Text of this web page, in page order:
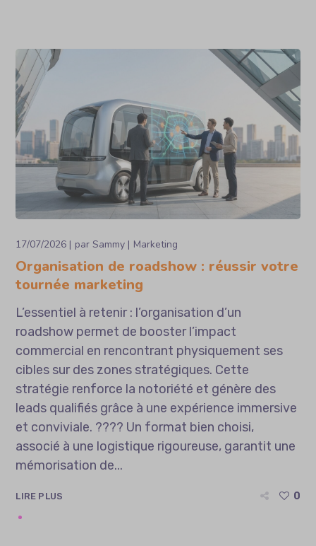
17/07/2026 parSammy Marketing
Organisation de roadshow : réussir votre
tournée marketing
L’essentiel à retenir : l’organisation d’un
roadshow permet de booster l’impact
commercial en rencontrant physiquement ses
cibles sur des zones stratégiques. Cette
stratégie renforce la notoriété et génère des
leads qualifiés grâce à une expérience immersive
et conviviale. ???? Un format bien choisi,
associé à une logistique rigoureuse, garantit une
mémorisation de...
LIRE PLUS 0